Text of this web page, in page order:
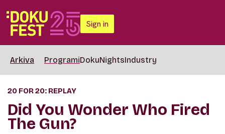
Sign in
Arkiva ProgramiDokuNightsIndustry
20 FOR 20: REPLAY
Did You Wonder Who Fired
The Gun?